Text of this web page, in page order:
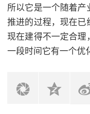
所以它是一个随着
推进的过程，现在
现在建得不一定合
一段时间它有一个优